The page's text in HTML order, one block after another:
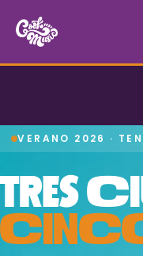
VERANO 2026 ·
TRES